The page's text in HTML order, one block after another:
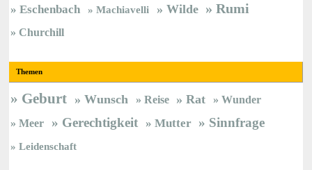
Eschenbach Machiavelli Wilde Rumi
Churchill
Themen
Geburt Wunsch Reise Rat
Wunder
Meer
Gerechtigkeit Mutter Sinnfrage
Leidenschaft